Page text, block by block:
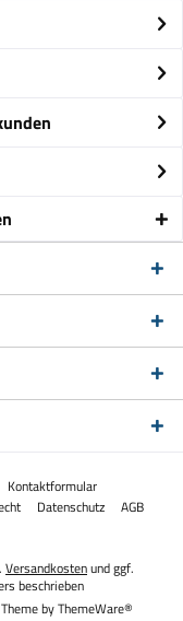
Kontaktformular
Datenschutz
AGB
Versandkostenund ggf.
beschrieben
byThemeWare®